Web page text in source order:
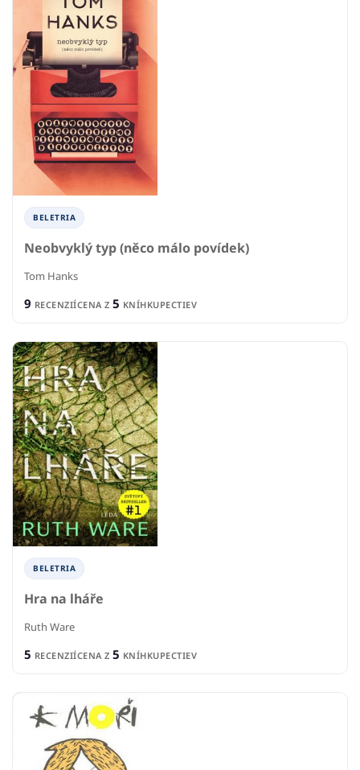
BELETRIA
Neobvyklý typ (něco málo povídek)
Tom Hanks
9 RECENZIÍCENA Z 5 KNÍHKUPECTIEV
BELETRIA
Hra na lháře
Ruth Ware
5 RECENZIÍCENA Z 5 KNÍHKUPECTIEV